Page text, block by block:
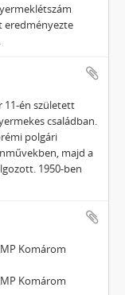
eredményezte
11-én született
családban.
polgári
majd a
1950-ben
Komárom
Komárom